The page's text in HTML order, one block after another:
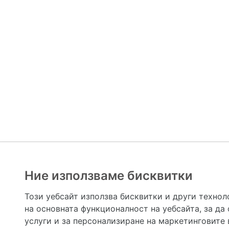
предназначена да служи само и единствено за
допълване на данните и за коригиране на
Ние използваме бисквитки
Този уебсайт използва бисквитки и други
на основната функционалност на уебсайта, за да
услуги и за персонализиране на